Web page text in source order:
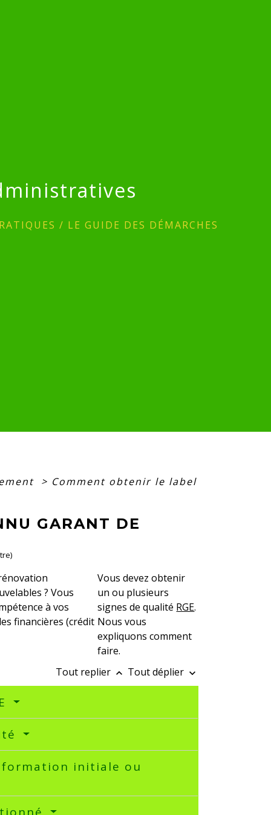
/ LE GUIDE DES DÉMARCHES
> Comment obtenir le label
GARANT DE
? Vous
à vos
financières (crédit
Vous devez obtenir
un ou plusieurs
signes de qualité RGE.
Nous vous
expliquons comment
faire.
Tout replier keyboard_arrow_up Tout déplier keyboard_arrow_down
formation initiale ou